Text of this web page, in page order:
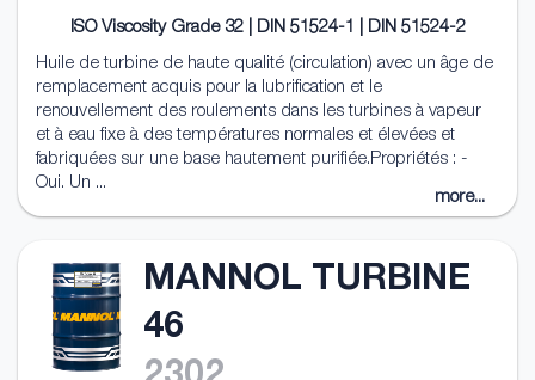
ISO Viscosity Grade 32 | DIN 51524-1 | DIN 51524-2
Huile de turbine de haute qualité (circulation) avec un âge de
remplacement acquis pour la lubrification et le
renouvellement des roulements dans les turbines à vapeur
et à eau fixe à des températures normales et élevées et
fabriquées sur une base hautement purifiée.Propriétés : -
Oui. Un ...
more...
MANNOL TURBINE
46